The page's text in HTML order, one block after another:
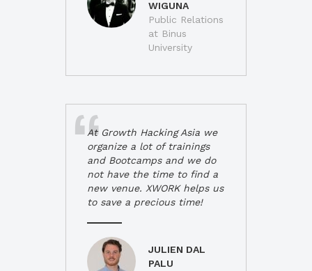
WIGUNA
Public Relations
at Binus
University
At Growth Hacking Asia we
organize a lot of trainings
and Bootcamps and we do
not have the time to find a
new venue. XWORK helps us
to save a precious time!
JULIEN DAL
PALU